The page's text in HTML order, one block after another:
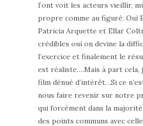
l’ont voit les acteurs vieillir,
propre comme au figuré. Oui
Patricia Arquette et Ellar
crédibles oui on devine la
l’exercice et finalement le
est réaliste….Mais à part cela,
film dénué d’intérêt…Si ce
nous faire revenir sur notre
qui forcément dans la majorité
des points communs avec